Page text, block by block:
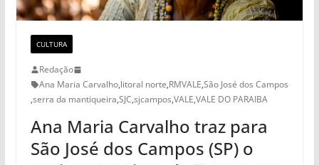
CULTURA
Redação
Ana Maria Carvalho,litoral norte,RMVALE,São José dos Campos
,serra da mantiqueira,SJC,sjcampos,VALE,VALE DO PARAIBA
Ana Maria Carvalho traz para
São José dos Campos (SP) o